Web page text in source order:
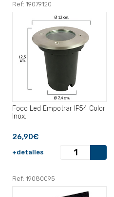
Ref: 19079120
Foco Led Empotrar IP54 Color
Inox.
26,90€
+detalles
Ref: 19080095